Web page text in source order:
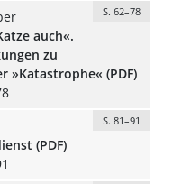
S. 62–78
auch«.
zu
»Katastrophe« (PDF)
S. 81–91
(PDF)